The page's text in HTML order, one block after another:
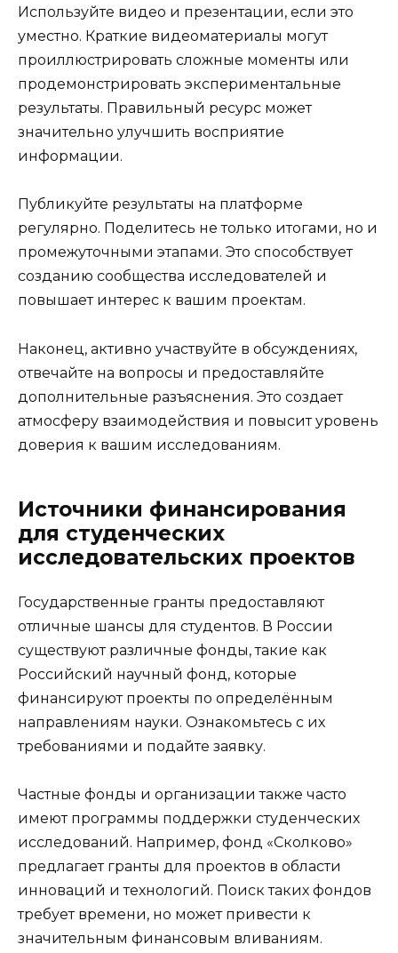
Используйте видео и презентации, если это
уместно. Краткие видеоматериалы могут
проиллюстрировать сложные моменты или
продемонстрировать экспериментальные
результаты. Правильный ресурс может
значительно улучшить восприятие
информации.
Публикуйте результаты на платформе
регулярно. Поделитесь не только итогами, но и
промежуточными этапами. Это способствует
созданию сообщества исследователей и
повышает интерес к вашим проектам.
Наконец, активно участвуйте в обсуждениях,
отвечайте на вопросы и предоставляйте
дополнительные разъяснения. Это создает
атмосферу взаимодействия и повысит уровень
доверия к вашим исследованиям.
Источники финансирования
для студенческих
исследовательских проектов
Государственные гранты предоставляют
отличные шансы для студентов. В России
существуют различные фонды, такие как
Российский научный фонд, которые
финансируют проекты по определённым
направлениям науки. Ознакомьтесь с их
требованиями и подайте заявку.
Частные фонды и организации также часто
имеют программы поддержки студенческих
исследований. Например, фонд «Сколково»
предлагает гранты для проектов в области
инноваций и технологий. Поиск таких фондов
требует времени, но может привести к
значительным финансовым вливаниям.